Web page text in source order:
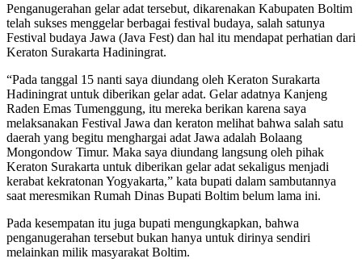
Penganugerahan gelar adat tersebut, dikarenakan Kabupaten Boltim
telah sukses menggelar berbagai festival budaya, salah satunya
Festival budaya Jawa (Java Fest) dan hal itu mendapat perhatian dari
Keraton Surakarta Hadiningrat.
“Pada tanggal 15 nanti saya diundang oleh Keraton Surakarta
Hadiningrat untuk diberikan gelar adat. Gelar adatnya Kanjeng
Raden Emas Tumenggung, itu mereka berikan karena saya
melaksanakan Festival Jawa dan keraton melihat bahwa salah satu
daerah yang begitu menghargai adat Jawa adalah Bolaang
Mongondow Timur. Maka saya diundang langsung oleh pihak
Keraton Surakarta untuk diberikan gelar adat sekaligus menjadi
kerabat kekratonan Yogyakarta,” kata bupati dalam sambutannya
saat meresmikan Rumah Dinas Bupati Boltim belum lama ini.
Pada kesempatan itu juga bupati mengungkapkan, bahwa
penganugerahan tersebut bukan hanya untuk dirinya sendiri
melainkan milik masyarakat Boltim.